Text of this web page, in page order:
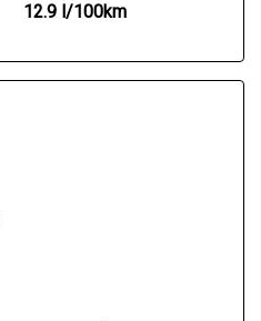
12.9 l/100km